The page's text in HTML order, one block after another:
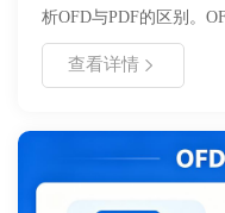
析OFD与PDF的区别。
式，具备更强的国产化
市场主流地位。两者在
查看详情